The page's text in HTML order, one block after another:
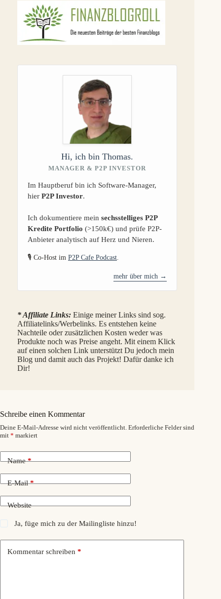
Hi, ich bin Thomas.
MANAGER & P2P INVESTOR
Im Hauptberuf bin ich Software-Manager,
hier P2P Investor.
Ich dokumentiere mein sechsstelliges P2P
Kredite Portfolio (>150k€) und prüfe P2P-
Anbieter analytisch auf Herz und Nieren.
🎙️ Co-Host im P2P Cafe Podcast
mehr über mich →
* Affiliate Links: Einige meiner Links sind sog.
Affiliatelinks/Werbelinks. Es entstehen keine
Nachteile oder zusätzlichen Kosten weder was
Produkte noch was Preise angeht. Mit einem Klick
auf einen solchen Link unterstützt Du jedoch mein
Blog und damit auch das Projekt! Dafür danke ich
Dir!
Schreibe einen Kommentar
Deine E-Mail-Adresse wird nicht veröffentlicht. Erforderliche Felder sind
mit * markiert
Name*
E-Mail*
Website
Ja, füge mich zu der Mailingliste hinzu!
Kommentar schreiben *